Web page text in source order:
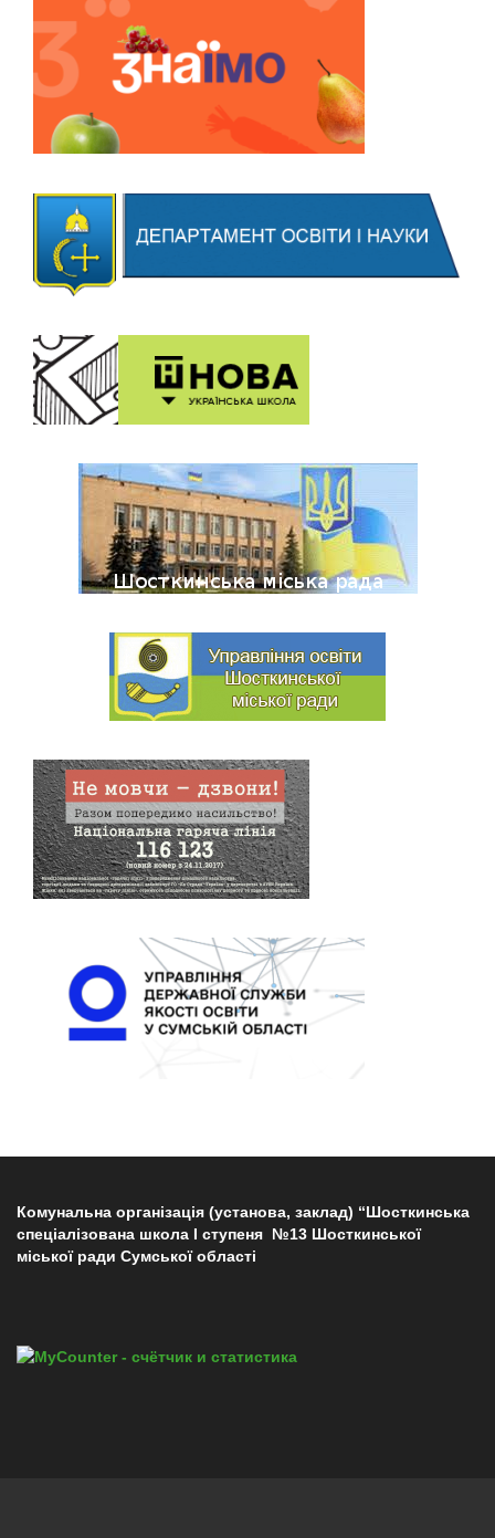
Комунальна організація (установа, заклад) “Шосткинська
спеціалізована школа І ступеня №13 Шосткинської
міської ради Сумської області